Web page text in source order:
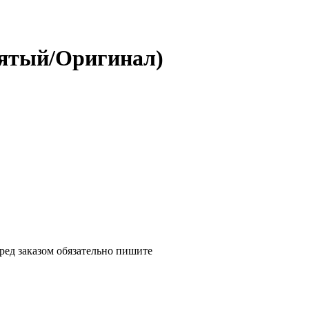
Оригинал)
заказом обязательно пишите